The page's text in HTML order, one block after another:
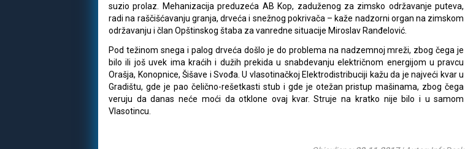
suzio prolaz. Mehanizacija preduzeća AB Kop, zaduženog za zimsko održavanje puteva,
radi na raščišćavanju granja, drveća i snežnog pokrivača – kaže nadzorni organ na zimskom
održavanju i član Opštinskog štaba za vanredne situacije Miroslav Ranđelović.
Pod težinom snega i palog drveća došlo je do problema na nadzemnoj mreži, zbog čega je
bilo ili još uvek ima kraćih i dužih prekida u snabdevanju električnom energijom u pravcu
Orašja, Konopnice, Šišave i Svođa. U vlasotinačkoj Elektrodistribuciji kažu da je najveći kvar u
Gradištu, gde je pao čelično-rešetkasti stub i gde je otežan pristup mašinama, zbog čega
veruju da danas neće moći da otklone ovaj kvar. Struje na kratko nije bilo i u samom
Vlasotincu.